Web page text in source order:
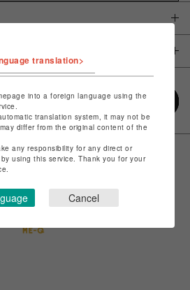
translation>
into a foreign language using the
translation system, it may not be
differ from the original content of the
any responsibility for any direct or
using this service. Thank you for your
Cancel